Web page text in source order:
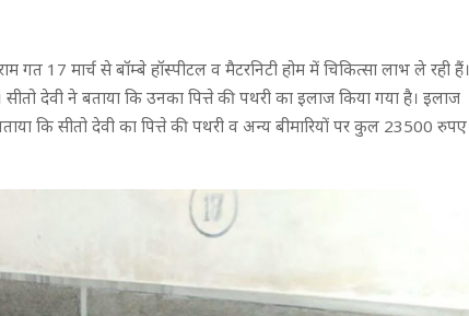
गत 17 मार्च से बॉम्बे हॉस्पीटल व मैटरनिटी होम में चिकित्सा लाभ ले रही हैं।
सीतो देवी ने बताया कि उनका पित्ते की पथरी का इलाज किया गया है। इलाज
कि सीतो देवी का पित्ते की पथरी व अन्य बीमारियों पर कुल 23500 रुपए